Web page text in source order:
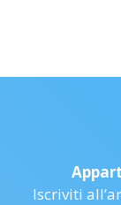
Iscriviti